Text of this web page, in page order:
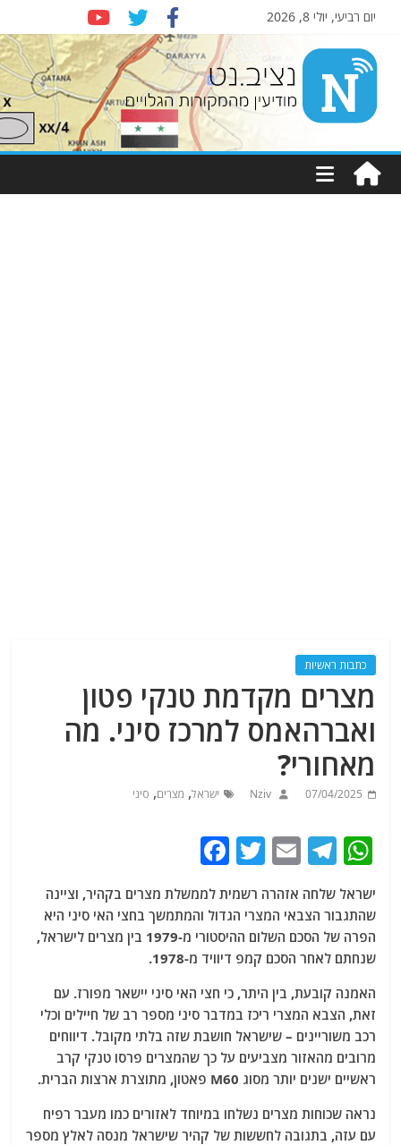
יום רביעי, יולי 8, 2026
Nziv.net
מודיעין
מהמקורות
כתבות ראשיות
מצרים מקדמת טנקי פטון
ואברהאמס למרכז סיני. מה
מאחורי?
07/04/2025
Nziv ישראל, מצרים, סיני
W
h
at
s
A
p
p
T
e
g
ra
m
E
ai
l
T
itt
er
c
e
b
o
o
k
ישראל שלחה אזהרה רשמית לממשלת מצרים בקהיר, וציינה
שהתגבור הצבאי המצרי הגדול והמתמשך בחצי האי סיני היא
הפרה של הסכם השלום ההיסטורי מ-1979 בין מצרים לישראל,
שנחתם לאחר הסכם קמפ דיוויד מ-1978.
האמנה קובעת, בין היתר, כי חצי האי סיני יישאר מפורז. עם
זאת, הצבא המצרי ריכז במדבר סיני מספר רב של חיילים וכלי
רכב משוריינים – שישראל חושבת שזה בלתי מקובל. דיווחים
מרובים מהאזור מצביעים על כך שהמצרים פרסו טנקי קרב
ראשיים ישנים יותר מסוג M60 פאטון, מתוצרת ארצות הברית.
נראה שכוחות מצרים נשלחו במיוחד לאזורים כמו מעבר רפיח
עם עזה, בתגובה לחששות של קהיר שישראל מנסה לאלץ מספר